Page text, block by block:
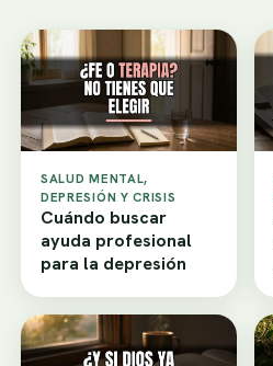
SALUD MENTAL,
DEPRESIÓN Y CRISIS
Cuándo buscar
ayuda profesional
para la depresión